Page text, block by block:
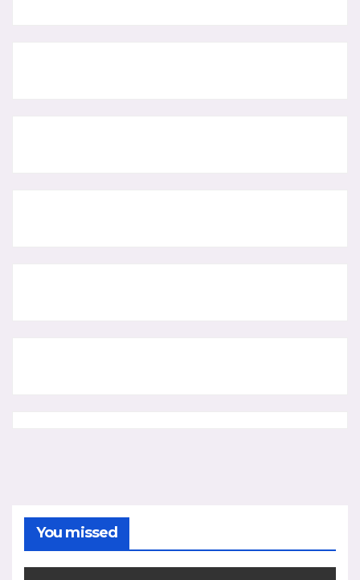
You missed